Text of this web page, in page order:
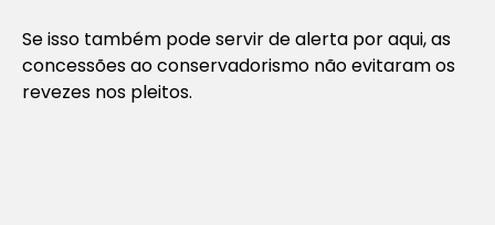
Se isso também pode servir de alerta por aqui, as
concessões ao conservadorismo não evitaram os
revezes nos pleitos.